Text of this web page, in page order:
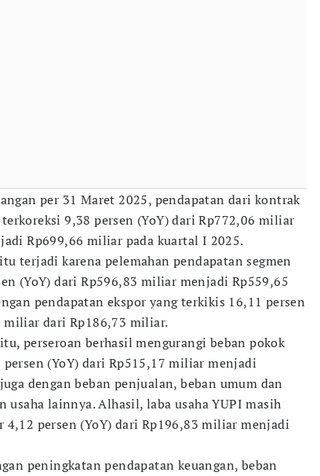
per 31 Maret 2025, pendapatan dari kontrak
9,38 persen (YoY) dari Rp772,06 miliar
Rp699,66 miliar pada kuartal I 2025.
terjadi karena pelemahan pendapatan segmen
(YoY) dari Rp596,83 miliar menjadi Rp559,65
pendapatan ekspor yang terkikis 16,11 persen
miliar dari Rp186,73 miliar.
perseroan berhasil mengurangi beban pokok
(YoY) dari Rp515,17 miliar menjadi
dengan beban penjualan, beban umum dan
usaha lainnya. Alhasil, laba usaha YUPI masih
4,12 persen (YoY) dari Rp196,83 miliar menjadi
peningkatan pendapatan keuangan, beban